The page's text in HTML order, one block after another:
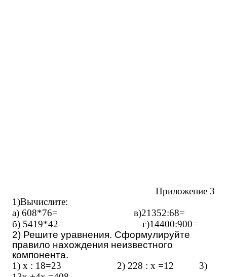
Приложение 3
1)Вычислите:
а) 608*76= в)21352:68=
б) 5419*42= г)14400:900=
2) Решите уравнения. Сформулируйте
правило нахождения неизвестного
компонента.
1) х : 18=23 2) 228 : х =12 3)